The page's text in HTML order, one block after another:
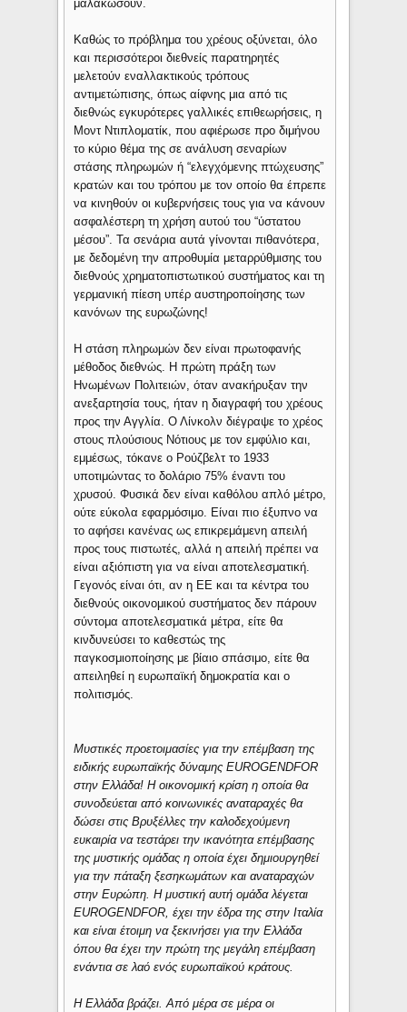
μαλακώσουν.
Καθώς το πρόβλημα του χρέους οξύνεται, όλο
και περισσότεροι διεθνείς παρατηρητές
μελετούν εναλλακτικούς τρόπους
αντιμετώπισης, όπως αίφνης μια από τις
διεθνώς εγκυρότερες γαλλικές επιθεωρήσεις, η
Μοντ Ντιπλοματίκ, που αφιέρωσε προ διμήνου
το κύριο θέμα της σε ανάλυση σεναρίων
στάσης πληρωμών ή “ελεγχόμενης πτώχευσης”
κρατών και του τρόπου με τον οποίο θα έπρεπε
να κινηθούν οι κυβερνήσεις τους για να κάνουν
ασφαλέστερη τη χρήση αυτού του “ύστατου
μέσου”. Τα σενάρια αυτά γίνονται πιθανότερα,
με δεδομένη την απροθυμία μεταρρύθμισης του
διεθνούς χρηματοπιστωτικού συστήματος και τη
γερμανική πίεση υπέρ αυστηροποίησης των
κανόνων της ευρωζώνης!
Η στάση πληρωμών δεν είναι πρωτοφανής
μέθοδος διεθνώς. Η πρώτη πράξη των
Ηνωμένων Πολιτειών, όταν ανακήρυξαν την
ανεξαρτησία τους, ήταν η διαγραφή του χρέους
προς την Αγγλία. Ο Λίνκολν διέγραψε το χρέος
στους πλούσιους Νότιους με τον εμφύλιο και,
εμμέσως, τόκανε ο Ρούζβελτ το 1933
υποτιμώντας το δολάριο 75% έναντι του
χρυσού. Φυσικά δεν είναι καθόλου απλό μέτρο,
ούτε εύκολα εφαρμόσιμο. Είναι πιο έξυπνο να
το αφήσει κανένας ως επικρεμάμενη απειλή
προς τους πιστωτές, αλλά η απειλή πρέπει να
είναι αξιόπιστη για να είναι αποτελεσματική.
Γεγονός είναι ότι, αν η ΕΕ και τα κέντρα του
διεθνούς οικονομικού συστήματος δεν πάρουν
σύντομα αποτελεσματικά μέτρα, είτε θα
κινδυνεύσει το καθεστώς της
παγκοσμιοποίησης με βίαιο σπάσιμο, είτε θα
απειληθεί η ευρωπαϊκή δημοκρατία και ο
πολιτισμός.
Μυστικές προετοιμασίες για την επέμβαση της
ειδικής ευρωπαϊκής δύναμης EUROGENDFOR
στην Ελλάδα! Η οικονομική κρίση η οποία θα
συνοδεύεται από κοινωνικές αναταραχές θα
δώσει στις Βρυξέλλες την καλοδεχούμενη
ευκαιρία να τεστάρει την ικανότητα επέμβασης
της μυστικής ομάδας η οποία έχει δημιουργηθεί
για την πάταξη ξεσηκωμάτων και αναταραχών
στην Ευρώπη. Η μυστική αυτή ομάδα λέγεται
EUROGENDFOR, έχει την έδρα της στην Ιταλία
και είναι έτοιμη να ξεκινήσει για την Ελλάδα
όπου θα έχει την πρώτη της μεγάλη επέμβαση
ενάντια σε λαό ενός ευρωπαϊκού κράτους.
Η Ελλάδα βράζει. Από μέρα σε μέρα οι